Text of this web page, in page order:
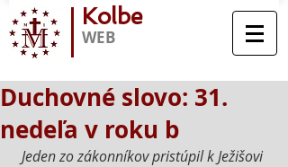
Kolbe
WEB
Duchovné slovo: 31.
nedeľa v roku b
Jeden zo zákonníkov pristúpil k Ježišovi